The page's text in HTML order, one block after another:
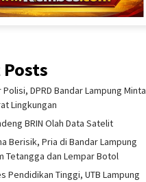
Posts
DPRD Bandar Lampung Minta
Lingkungan
BRIN Olah Data Satelit
Berisik, Pria di Bandar Lampung
Tetangga dan Lempar Botol
Pendidikan Tinggi, UTB Lampung